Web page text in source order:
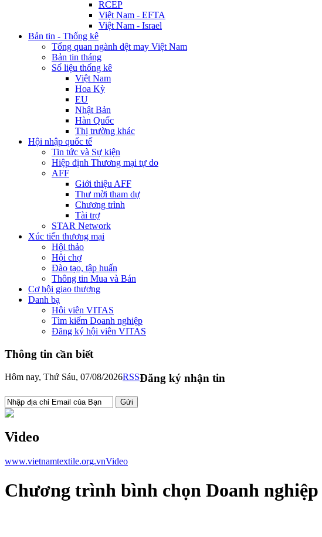
RCEP
Việt Nam - EFTA
Việt Nam - Israel
Bản tin - Thống kê
Tổng quan ngành dệt may Việt Nam
Bản tin tháng
Số liệu thống kê
Việt Nam
Hoa Kỳ
EU
Nhật Bản
Hàn Quốc
Thị trường khác
Hội nhập quốc tế
Tin tức và Sự kiện
Hiệp định Thương mại tự do
AFF
Giới thiệu AFF
Thư mời tham dự
Chương trình
Tài trợ
STAR Network
Xúc tiến thương mại
Hội thảo
Hội chợ
Đào tạo, tập huấn
Thông tin Mua và Bán
Cơ hội giao thương
Danh bạ
Hội viên VITAS
Tìm kiếm Doanh nghiệp
Đăng ký hội viên VITAS
Thông tin cần biết
Hôm nay, Thứ Sáu, 07/08/2026RSSĐăng ký nhận tin
Video
www.vietnamtextile.org.vnVideo
Chương trình bình chọn Doanh